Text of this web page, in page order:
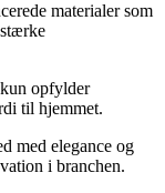
materialer som
opfylder
til hjemmet.
med elegance og
i branchen.